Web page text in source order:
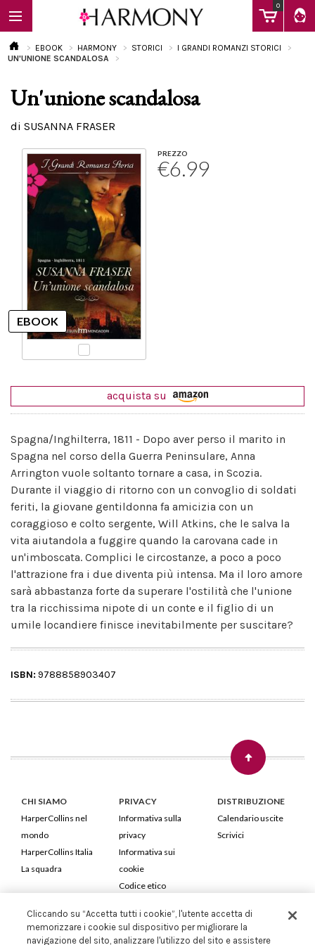
0
EBOOK
Calendario
EBOOK HARMONY STORICI
I GRANDI ROMANZI STORICI
UN'UNIONE SCANDALOSA
Un'unione scandalosa
di SUSANNA FRASER
PREZZO
€6.99
acquista su
Spagna/Inghilterra, 1811 - Dopo aver perso il marito in
Spagna nel corso della Guerra Peninsulare, Anna
Arrington vuole soltanto tornare a casa, in Scozia.
Durante il viaggio di ritorno con un convoglio di soldati
feriti, la giovane gentildonna fa amicizia con un
coraggioso e colto sergente, Will Atkins, che le salva la
vita aiutandola a fuggire quando la carovana cade in
un'imboscata. Complici le circostanze, a poco a poco
l'attrazione fra i due diventa più intensa. Ma il loro amore
sarà abbastanza forte da superare l'ostilità che l'unione
tra la ricchissima nipote di un conte e il figlio di un
umile locandiere finisce inevitabilmente per suscitare?
ISBN: 9788858903407
CHI SIAMO
HarperCollins nel
mondo
HarperCollins Italia
La squadra
PRIVACY
Informativa sulla
privacy
Informativa sui
cookie
Codice etico
DISTRIBUZIONE
Calendario uscite
Scrivici
HarperCollins Italia S.p.A. Viale Monte Nero, 84 - 20135 Milano
Cod. Fiscale e P.IVA 05946780151 - Capitale Sociale 258.250 €
Cliccando su “Accetta tutti i cookie”, l'utente accetta di
memorizzare i cookie sul dispositivo per migliorare la
navigazione del sito, analizzare l'utilizzo del sito e assistere